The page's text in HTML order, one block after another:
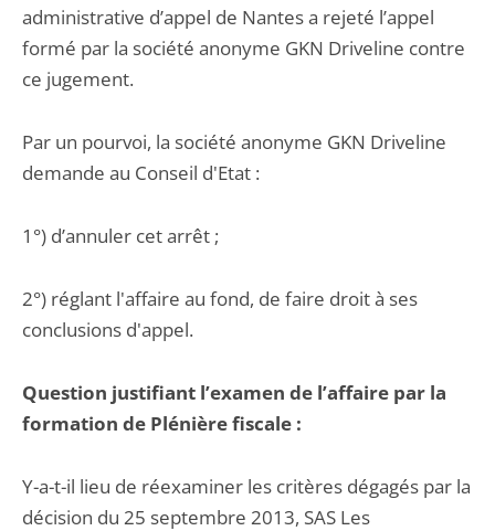
administrative d’appel de Nantes a rejeté l’appel
formé par la société anonyme GKN Driveline contre
ce jugement.
Par un pourvoi, la société anonyme GKN Driveline
demande au Conseil d'Etat :
1°) d’annuler cet arrêt ;
2°) réglant l'affaire au fond, de faire droit à ses
conclusions d'appel.
Question justifiant l’examen de l’affaire par la
formation de Plénière fiscale :
Y-a-t-il lieu de réexaminer les critères dégagés par la
décision du 25 septembre 2013, SAS Les